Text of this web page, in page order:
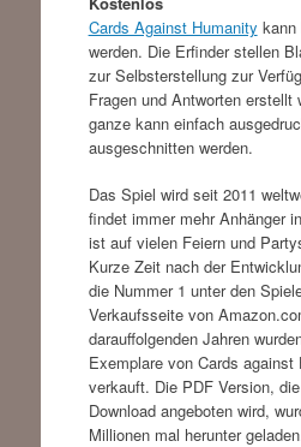
Cards Against Humanity
werden. Die Erfinder stellen
zur Selbsterstellung zur
Fragen und Antworten erstellt
ganze kann einfach
ausgeschnitten werden.
Das Spiel wird seit 2011
findet immer mehr Anhänger
ist auf vielen Feiern und
Kurze Zeit nach der
die Nummer 1 unter den
Verkaufsseite von
darauffolgenden Jahren
Exemplare von Cards against
verkauft. Die PDF Version,
Download angeboten wird,
Millionen mal herunter